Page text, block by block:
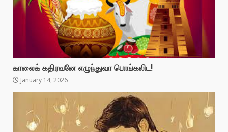
காலைக் கதிரவனே எழுந்துவா பொங்கலிட!
January 14, 2026